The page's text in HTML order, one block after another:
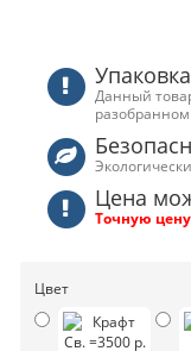
Упаковка
Данный
Цена
Точную
Цвет